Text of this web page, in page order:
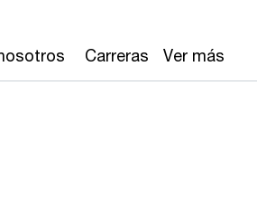
Carreras Ver más